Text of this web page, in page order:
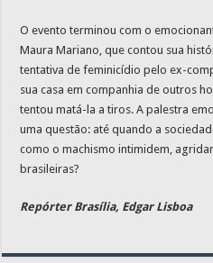
O evento terminou com o
Maura Mariano, que contou sua
tentativa de feminicídio pelo ex-
sua casa em companhia de outros
tentou matá-la a tiros. A palestra
uma questão: até quando a
como o machismo intimidem,
brasileiras?
Repórter Brasília, Edgar Lisboa